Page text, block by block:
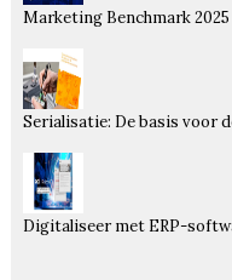
Marketing Benchmark 2025
Serialisatie: De basis voor
Digitaliseer met ERP-